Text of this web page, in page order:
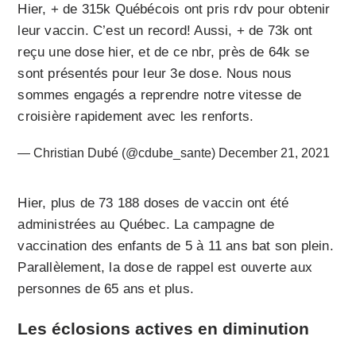
Hier, + de 315k Québécois ont pris rdv pour obtenir
leur vaccin. C’est un record! Aussi, + de 73k ont
reçu une dose hier, et de ce nbr, près de 64k se
sont présentés pour leur 3e dose. Nous nous
sommes engagés a reprendre notre vitesse de
croisière rapidement avec les renforts.
— Christian Dubé (@cdube_sante) December 21, 2021
Hier, plus de 73 188 doses de vaccin ont été
administrées au Québec. La campagne de
vaccination des enfants de 5 à 11 ans bat son plein.
Parallèlement, la dose de rappel est ouverte aux
personnes de 65 ans et plus.
Les éclosions actives en diminution